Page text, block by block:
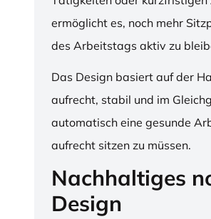
ermöglicht es, noch mehr
des Arbeitstags aktiv zu
Das Design basiert auf der
aufrecht, stabil und im
automatisch eine gesunde
aufrecht sitzen zu müssen.
Nachhaltiges
Design